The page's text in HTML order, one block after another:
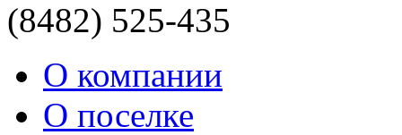
(8482) 525-435
О компании
О поселке